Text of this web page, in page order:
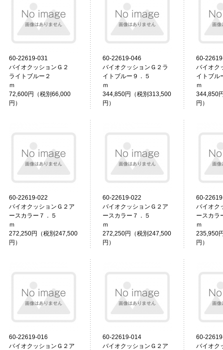
60-22619-031
バイオクッションＧ２
ライトブルー２
ｍ
72,600円（税別66,000
円）
60-22619-046
バイオクッションＧ２ラ
イトブルー９．５
ｍ
344,850円（税別313,500
円）
60-
バイオク
イトブル
344,850
円）
60-22619-022
バイオクッションＧ２ア
ースカラー７．５
ｍ
272,250円（税別247,500
円）
60-22619-022
バイオクッションＧ２ア
ースカラー７．５
ｍ
272,250円（税別247,500
円）
60-
バイオク
ースカラ
235,950
円）
60-22619-016
バイオクッションＧ２ア
60-22619-014
バイオクッションＧ２ア
60-
バイオク